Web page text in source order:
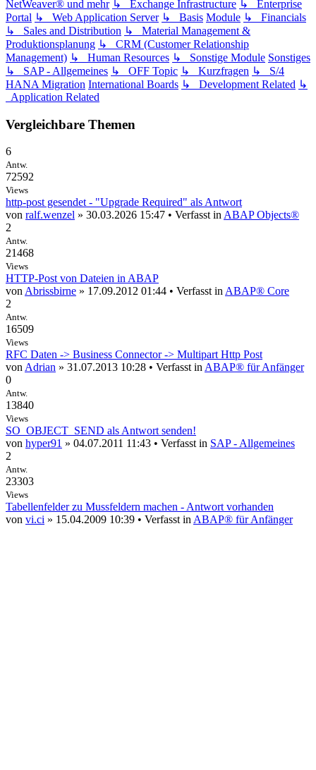
NetWeaver® und mehr ↳ Exchange Infrastructure ↳ Enterprise
Portal ↳ Web Application Server ↳ Basis Module ↳ Financials
↳ Sales and Distribution ↳ Material Management &
Produktionsplanung ↳ CRM (Customer Relationship
Management) ↳ Human Resources ↳ Sonstige Module Sonstiges
↳ SAP - Allgemeines ↳ OFF Topic ↳ Kurzfragen ↳ S/4
HANA Migration International Boards ↳ Development Related ↳
Application Related
Vergleichbare Themen
6
Antw.
72592
Views
http-post gesendet - "Upgrade Required" als Antwort
von ralf.wenzel » 30.03.2026 15:47 • Verfasst in ABAP Objects®
2
Antw.
21468
Views
HTTP-Post von Dateien in ABAP
von Abrissbirne » 17.09.2012 01:44 • Verfasst in ABAP® Core
2
Antw.
16509
Views
RFC Daten -> Business Connector -> Multipart Http Post
von Adrian » 31.07.2013 10:28 • Verfasst in ABAP® für Anfänger
0
Antw.
13840
Views
SO_OBJECT_SEND als Antwort senden!
von hyper91 » 04.07.2011 11:43 • Verfasst in SAP - Allgemeines
2
Antw.
23303
Views
Tabellenfelder zu Mussfeldern machen - Antwort vorhanden
von vi.ci » 15.04.2009 10:39 • Verfasst in ABAP® für Anfänger